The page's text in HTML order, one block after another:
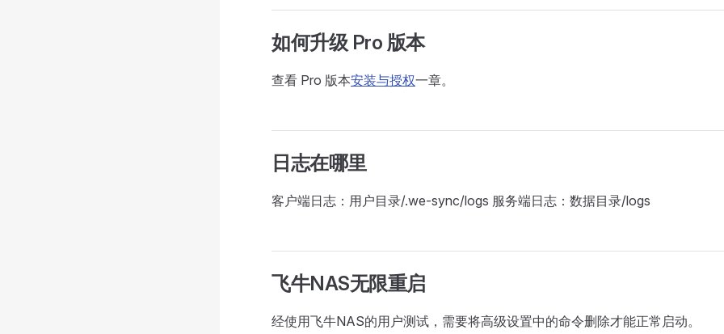
如何升级 Pro 版本
查看 Pro 版本安装与授权一章。
日志在哪里
客户端日志：用户目录/.we-sync/logs 服务端日志：数据目录/logs
飞牛NAS无限重启
经使用飞牛NAS的用户测试，需要将高级设置中的命令删除才能正常启动。